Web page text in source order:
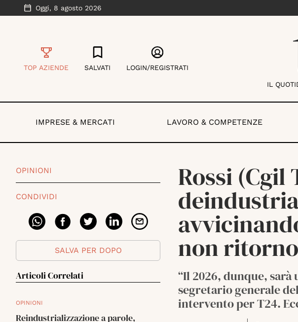
Oggi, 8 agosto 2026
TOP AZIENDE SALVATI LOGIN/REGISTRATI
IL
IMPRESE & MERCATI LAVORO & COMPETENZE
OPINIONI
CONDIVIDI
SALVA PER DOPO
Articoli Correlati
OPINIONI
Reindustrializzazione a parole,
Rossi (Cgil
non
“Il 2026, dunque, sarà
segretario generale
intervento per T24.